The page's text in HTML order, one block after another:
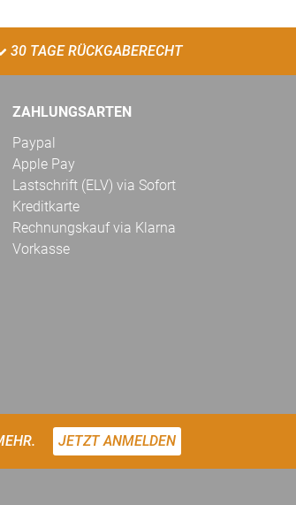
30 TAGE RÜCKGABERECHT
ZAHLUNGSARTEN
Paypal
Apple Pay
Lastschrift (ELV) via Sofort
Kreditkarte
Rechnungskauf via Klarna
Vorkasse
JETZT ANMELDEN